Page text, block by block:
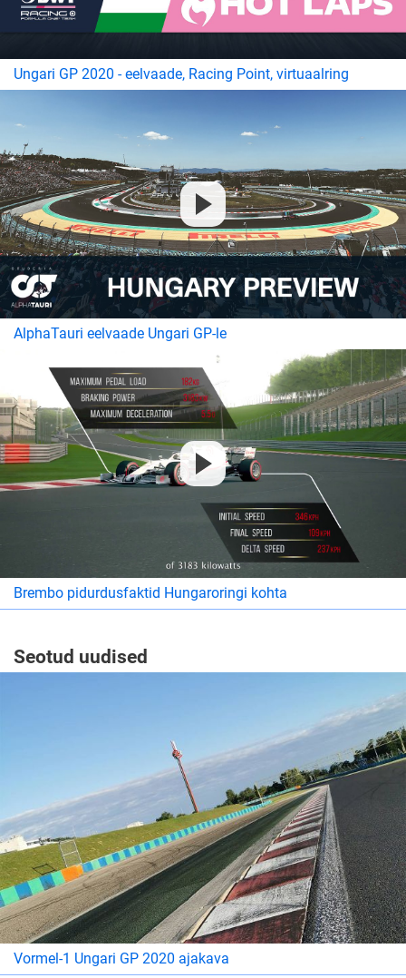
Ungari GP 2020 - eelvaade, Racing Point, virtuaalring
AlphaTauri eelvaade Ungari GP-le
Brembo pidurdusfaktid Hungaroringi kohta
Seotud uudised
Vormel-1 Ungari GP 2020 ajakava